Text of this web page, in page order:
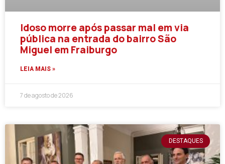
Idoso morre após passar mal em via
pública na entrada do bairro São
Miguel em Fraiburgo
LEIA MAIS »
7 de agosto de 2026
DESTAQUES